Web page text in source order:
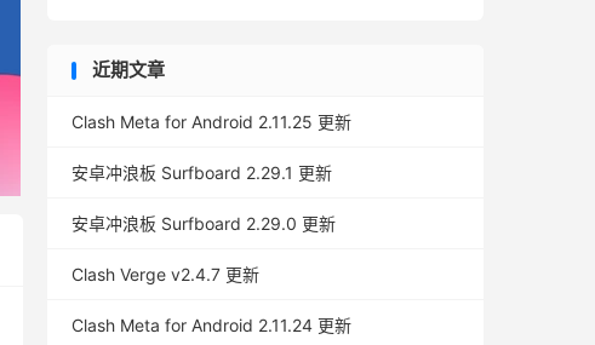
近期文章
Clash Meta for Android 2.11.25 更新
安卓冲浪板 Surfboard 2.29.1 更新
安卓冲浪板 Surfboard 2.29.0 更新
Clash Verge v2.4.7 更新
Clash Meta for Android 2.11.24 更新